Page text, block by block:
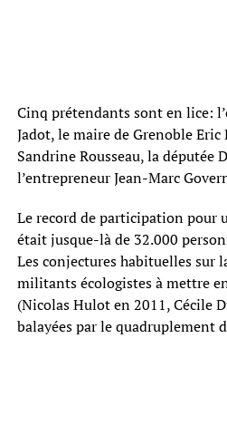
Cinq prétendants sont en lice:
Jadot, le maire de Grenoble
Sandrine Rousseau, la députée
l’entrepreneur Jean-Marc
Le record de participation pour
était jusque-là de 32.000
Les conjectures habituelles sur
militants écologistes à mettre
(Nicolas Hulot en 2011, Cécile
balayées par le quadruplement